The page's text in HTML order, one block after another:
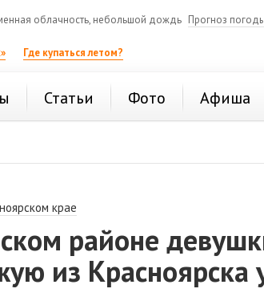
облачность, небольшой дождь Прогноз
Где купаться летом?
Статьи Фото Афиша
крае
районе
из Красноярска